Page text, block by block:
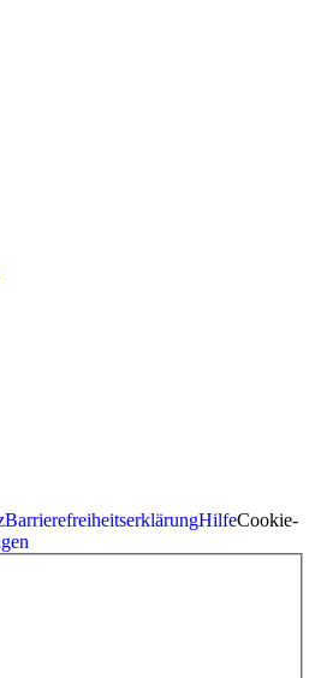
BarrierefreiheitserklärungHilfeCookie-